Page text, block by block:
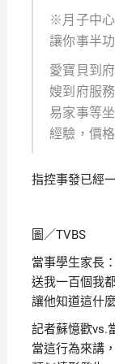
※月子中
讓你事半
愛寶貝到
嫂到府服
易家事等
經驗，價
指控事發已經
圖／TVBS
當事學生家長
送我一百個我
讓他知道這什
記者蘇憶歡vs.
當這行為來講